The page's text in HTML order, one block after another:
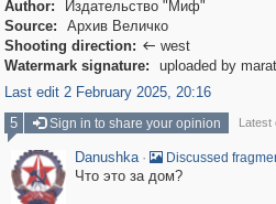
Author:
Издательство "Миф"
Source:
Архив Величко
Shooting direction:  west
Watermark signature:
uploaded by
Last edit 2 February 2025, 20:16
5
Sign in to share your opinion Latest
Danushka · Discussed
Что это за дом?